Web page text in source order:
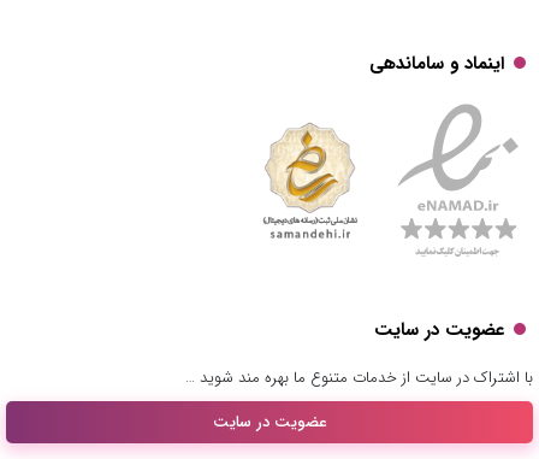
اینماد و ساماندهی
عضویت در سایت
با اشتراک در سایت از خدمات متنوع ما بهره مند شوید …
عضویت در سایت